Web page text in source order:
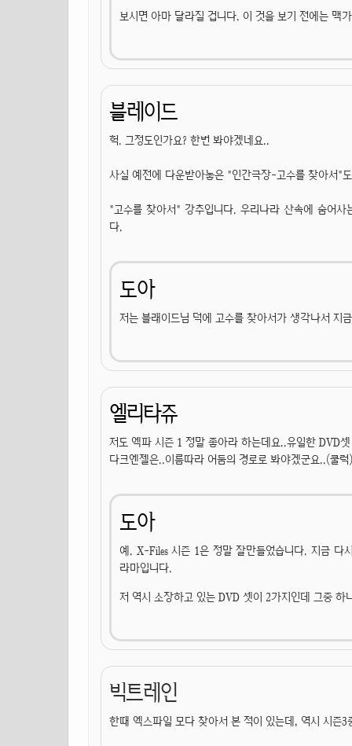
보시면 아마 달라질 겁니다. 이 것을 보기 전에는 맥
블레이드
헉. 그정도인가요? 한번 봐야겠네요..
사실 예전에 다운받아놓은 "인간극장-고수를 찾아서"
"고수를 찾아서" 강추입니다. 우리나라 산속에 숨어
다.
도아
저는 블래이드님 덕에 고수를 찾아서가 생각나서 지
엘리타쥬
저도 엑파 시즌 1 정말 좋아라 하는데요..유일한 DVD
다크엔젤은..이름따라 어둠의 경로로 봐야겠군요..(쿨럭)
도아
예. X-Files 시즌 1은 정말 잘만들었습니다. 지금 다
라마입니다.
저 역시 소장하고 있는 DVD 셋이 2가지인데 그중
빅트레인
한때 엑스파일 모다 찾아서 본 적이 있는데, 역시 시즌3